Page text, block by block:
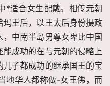
*适合女生配戴。相传元朝
王后，以王太后身份摄政
中南半岛男尊女卑比中国
成功的在与元朝的侵略上
子都成功的继承国王的宝
地华人都称做-女王佛，而